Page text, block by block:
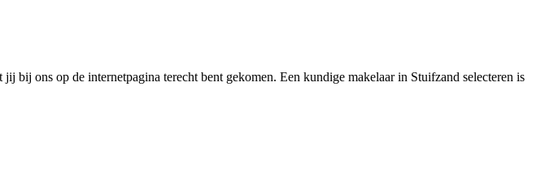
bij ons op de internetpagina terecht bent gekomen. Een kundige makelaar in Stuifzand selecteren is